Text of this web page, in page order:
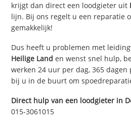
krijgt dan direct een loodgieter uit
lijn. Bij ons regelt u een reparatie
gemakkelijk!
Dus heeft u problemen met
Heilige Land en wenst snel hulp,
werken 24 uur per dag, 365
bij u in de buurt om
Direct hulp van een loodgieter in
015-3061015